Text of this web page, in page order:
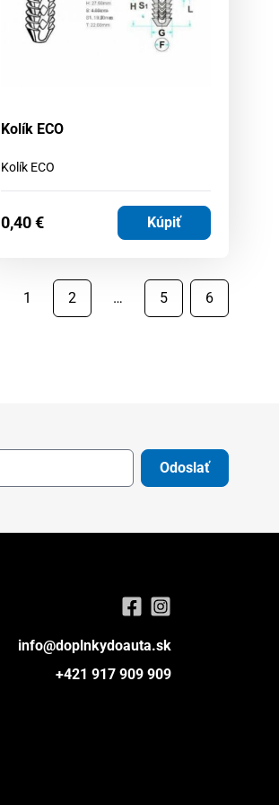
Kolík ECO
Kolík ECO
0,40€ Kúpiť
1 2 … 5 6
Odoslať
info@doplnkydoauta.sk
+421 917 909 909